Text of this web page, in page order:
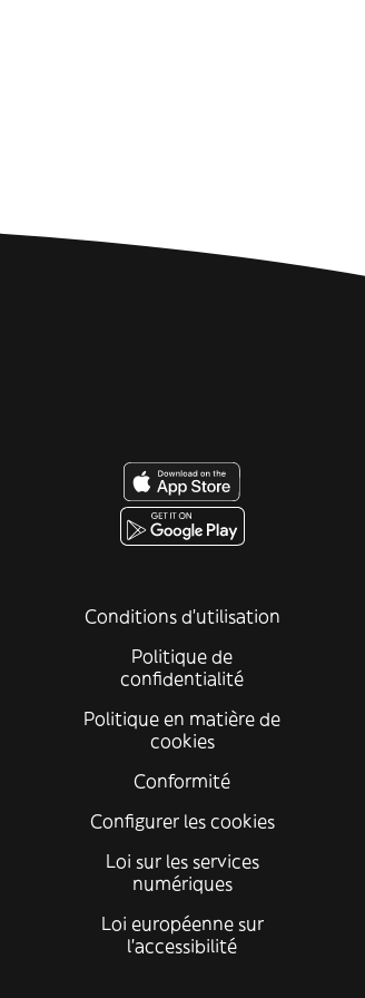
Conditions d'utilisation
Politique de
confidentialité
Politique en matière de
cookies
Conformité
Configurer les cookies
Loi sur les services
numériques
Loi européenne sur
l’accessibilité